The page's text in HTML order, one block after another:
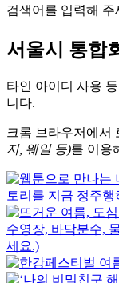
검색어를 입력해 주
서울시 통합
타인 아이디 사용
니다.
크롬 브라우저에서
지, 웨일 등)를 이용